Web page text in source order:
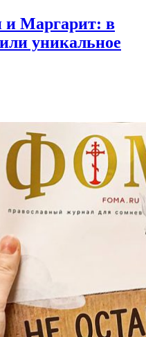
Маргарит: в
уникальное